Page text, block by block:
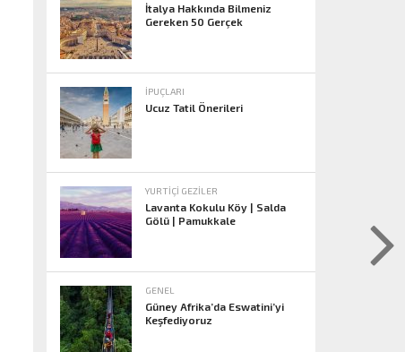
İtalya Hakkında Bilmeniz
Gereken 50 Gerçek
İPUÇLARI
Ucuz Tatil Önerileri
YURTIÇI GEZILER
Lavanta Kokulu Köy | Salda
Gölü | Pamukkale
GENEL
Güney Afrika’da Eswatini’yi
Keşfediyoruz